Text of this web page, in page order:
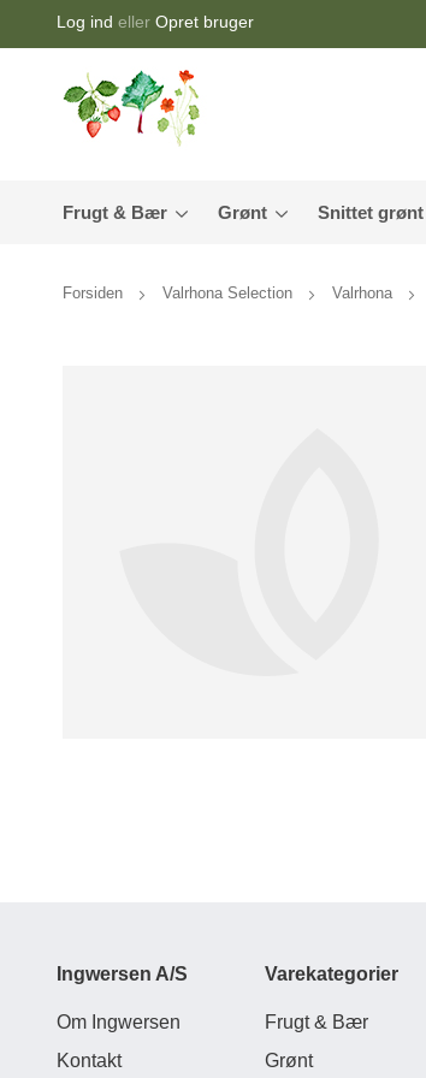
Log ind eller Opret bruger
Frugt & Bær Grønt Snittet grønt
Forsiden Valrhona Selection Valrhona
Ingwersen A/S
Om Ingwersen
Kontakt
Varekategorier
Frugt & Bær
Grønt